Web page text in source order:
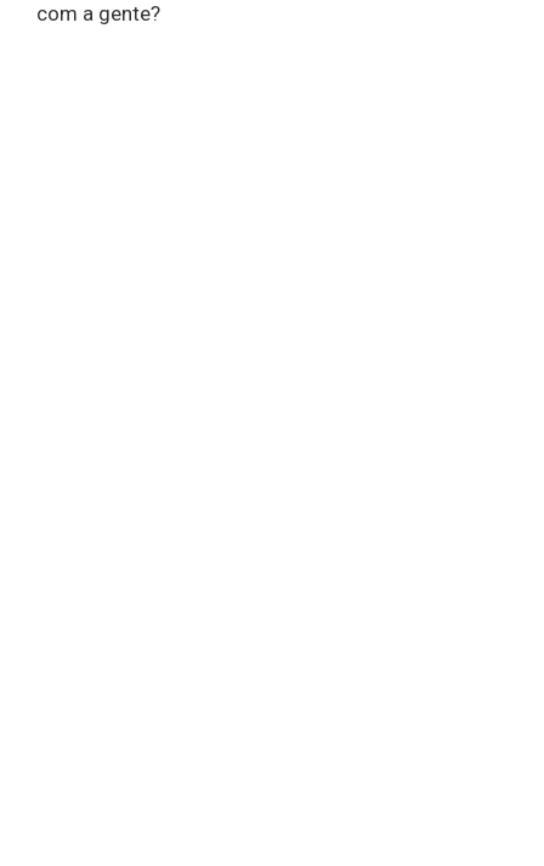
com a gente?